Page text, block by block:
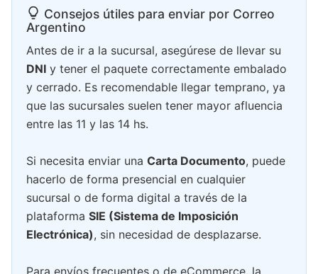
Consejos útiles para enviar por Correo
Argentino
Antes de ir a la sucursal, asegúrese de llevar su
DNI y tener el paquete correctamente embalado
y cerrado. Es recomendable llegar temprano, ya
que las sucursales suelen tener mayor afluencia
entre las 11 y las 14 hs.
Si necesita enviar una Carta Documento, puede
hacerlo de forma presencial en cualquier
sucursal o de forma digital a través de la
plataforma SIE (Sistema de Imposición
Electrónica), sin necesidad de desplazarse.